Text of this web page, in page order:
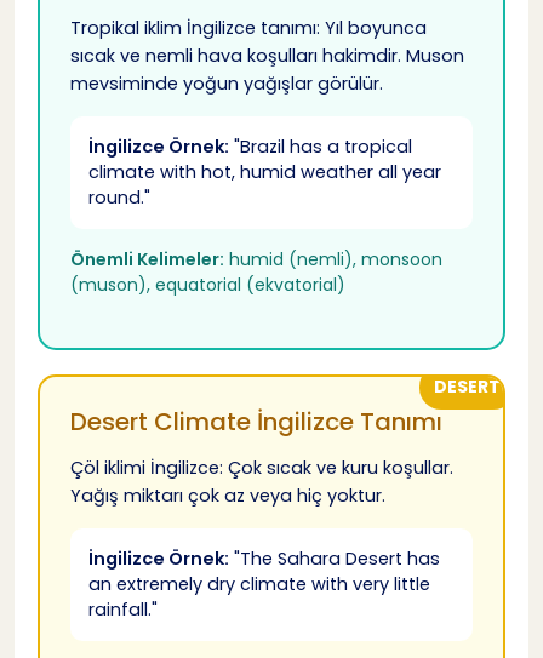
69 İngilizce Sosyal Medya
İngilizce Hava Durumu Başarı İpuçları
İngilizce Hava Durumu Öğrenme Hedeflerinize
72 İngilizce Günlük Pratik
73 İngilizce Kelime Gelişimi
74 İngilizce Kültür
75 İngilizce Teknoloji
İngilizce Konuşma
Tropikal iklim İngilizce tanımı: Yıl boyunca
sıcak ve nemli hava koşulları hakimdir. Muson
mevsiminde yoğun yağışlar görülür.
İngilizce Örnek: "Brazil has a tropical
climate with hot, humid weather all year
round."
Önemli Kelimeler: humid (nemli), monsoon
(muson), equatorial (ekvatorial)
DESERT
Desert Climate İngilizce Tanımı
Çöl iklimi İngilizce: Çok sıcak ve kuru koşullar.
Yağış miktarı çok az veya hiç yoktur.
İngilizce Örnek: "The Sahara Desert has
an extremely dry climate with very little
rainfall."